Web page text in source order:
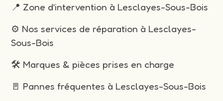
📍 Zone d’intervention à Lesclayes-Sous-Bois
⚙️ Nos services de réparation à Lesclayes-
Sous-Bois
🛠️ Marques & pièces prises en charge
🚪 Pannes fréquentes à Lesclayes-Sous-Bois